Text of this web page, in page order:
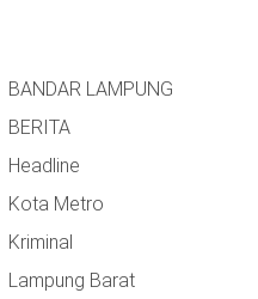
BANDAR LAMPUNG
BERITA
Headline
Kota Metro
Kriminal
Lampung Barat